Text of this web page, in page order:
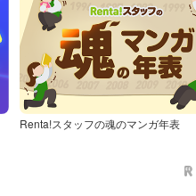
Renta!スタッフの魂のマンガ年表